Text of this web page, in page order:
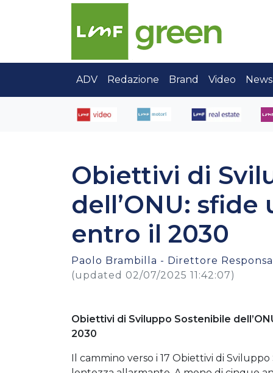
ADV Redazione Brand Video News
Obiettivi di
dell’ONU:
entro il 2030
Paolo Brambilla - Direttore
(updated 02/07/2025 11:42:07)
Obiettivi di Sviluppo Sostenibile
2030
Il cammino verso i 17 Obiettivi di